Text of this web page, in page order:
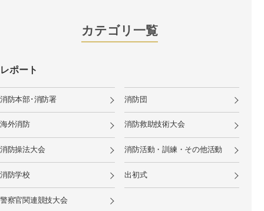
カテゴリ一覧
レポート
消防本部･消防署 消防団
海外消防 消防救助技術大会
消防操法大会 消防活動・訓練・その他活動
消防学校 出初式
警察官関連競技大会